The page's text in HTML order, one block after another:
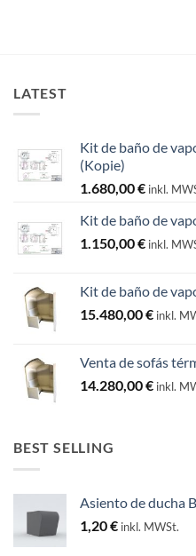
LATEST
Kit de baño de
(Kopie)
1.680,00€ inkl.
Kit de baño de
1.150,00€ inkl.
Kit de baño de
15.480,00€ inkl.
Venta de sofás
14.280,00€ inkl.
BEST SELLING
Asiento de ducha
1,20€ inkl. MWSt.